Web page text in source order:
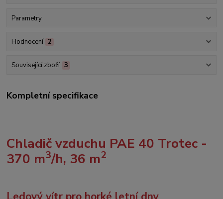
Parametry
Hodnocení 2
Související zboží 3
Kompletní specifikace
Chladič vzduchu PAE 40 Trotec -
370 m3/h, 36 m2